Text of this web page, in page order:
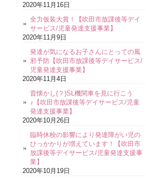
2020年11月16日
全力仮装大賞！【吹田市放課後等デイ
サービス/児童発達支援事業】
2020年11月9日
発達が気になるお子さんにとっての風
邪予防【吹田市放課後等デイサービス/
児童発達支援事業】
2020年11月4日
昔懐かし(？)SL機関車を見に行こう
♪【吹田市放課後等デイサービス/児童
発達支援事業】
2020年10月26日
臨時休校の影響により発達障がい児の
ひっかかりが増えています！【吹田市
放課後等デイサービス/児童発達支援事
業】
2020年10月19日